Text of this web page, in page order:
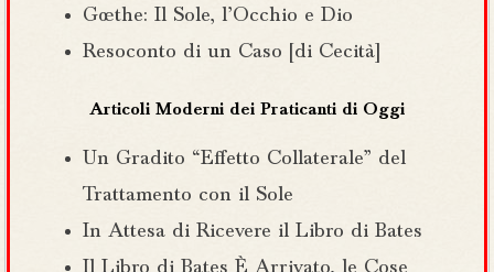
Goethe: Il Sole, l’Occhio e Dio
Resoconto di un Caso [di Cecità]
Articoli Moderni dei Praticanti di Oggi
Un Gradito “Effetto Collaterale” del
Trattamento con il Sole
In Attesa di Ricevere il Libro di Bates